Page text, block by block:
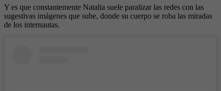
Y es que constantemente Natalia suele paralizar las redes con las
sugestivas imágenes que sube, donde su cuerpo se roba las miradas
de los internautas.